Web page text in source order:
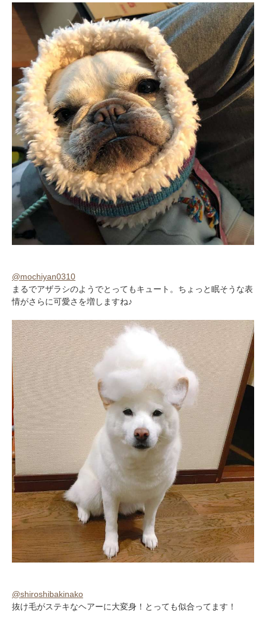
@mochiyan0310
まるでアザラシのようでとってもキュート。ちょっと眠そうな表
情がさらに可愛さを増しますね♪
@shiroshibakinako
抜け毛がステキなヘアーに大変身！とっても似合ってます！
アプリをダウンロードする